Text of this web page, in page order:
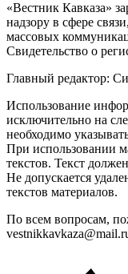
«Вестник Кавказа»
надзору в сфере
массовых
Свидетельство о
Главный редактор:
Использование
исключительно на
необходимо
При использовании
текстов. Текст
Не допускается
текстов материалов.
По всем вопросам,